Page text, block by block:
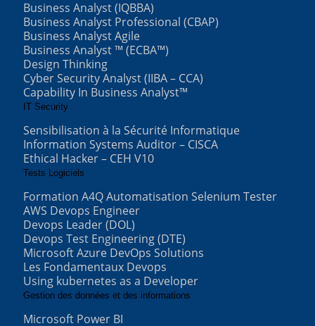
Business Analyst (IQBBA)
Business Analyst Professional (CBAP)
Business Analyst Agile
Business Analyst ™ (ECBA™)
Design Thinking
Cyber Security Analyst (IIBA – CCA)
Capability In Business Analyst™
IT Security
Sensibilisation à la Sécurité Informatique
Information Systems Auditor – CISCA
Ethical Hacker – CEH V10
Tests Logiciels
Formation A4Q Automatisation Selenium Tester
AWS Devops Engineer
Devops Leader (DOL)
Devops Test Engineering (DTE)
Microsoft Azure DevOps Solutions
Les Fondamentaux Devops
Using kubernetes as a Developer
Gestion des données et des informations
Microsoft Power BI